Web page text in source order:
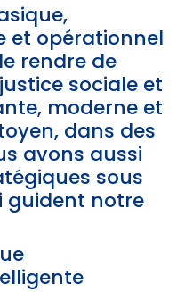
et opérationnel
rendre de
sociale et
moderne et
dans des
avons aussi
sous
guident notre